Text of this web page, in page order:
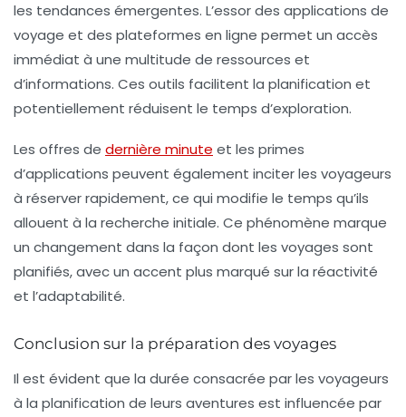
les tendances émergentes. L’essor des applications de
voyage et des plateformes en ligne permet un accès
immédiat à une multitude de ressources et
d’informations. Ces outils facilitent la planification et
potentiellement réduisent le temps d’exploration.
Les offres de dernière minute et les primes
d’applications peuvent également inciter les voyageurs
à réserver rapidement, ce qui modifie le temps qu’ils
allouent à la recherche initiale. Ce phénomène marque
un changement dans la façon dont les voyages sont
planifiés, avec un accent plus marqué sur la réactivité
et l’adaptabilité.
Conclusion sur la préparation des voyages
Il est évident que la durée consacrée par les voyageurs
à la planification de leurs aventures est influencée par